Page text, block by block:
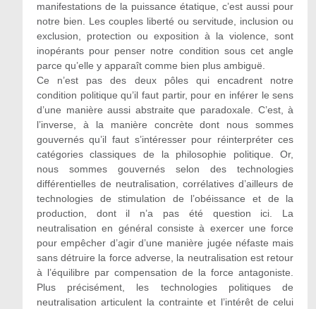
manifestations de la puissance étatique, c’est aussi pour
notre bien. Les couples liberté ou servitude, inclusion ou
exclusion, protection ou exposition à la violence, sont
inopérants pour penser notre condition sous cet angle
parce qu’elle y apparaît comme bien plus ambiguë.
Ce n’est pas des deux pôles qui encadrent notre
condition politique qu’il faut partir, pour en inférer le sens
d’une manière aussi abstraite que paradoxale. C’est, à
l’inverse, à la manière concrète dont nous sommes
gouvernés qu’il faut s’intéresser pour réinterpréter ces
catégories classiques de la philosophie politique. Or,
nous sommes gouvernés selon des technologies
différentielles de neutralisation, corrélatives d’ailleurs de
technologies de stimulation de l’obéissance et de la
production, dont il n’a pas été question ici. La
neutralisation en général consiste à exercer une force
pour empêcher d’agir d’une manière jugée néfaste mais
sans détruire la force adverse, la neutralisation est retour
à l’équilibre par compensation de la force antagoniste.
Plus précisément, les technologies politiques de
neutralisation articulent la contrainte et l’intérêt de celui